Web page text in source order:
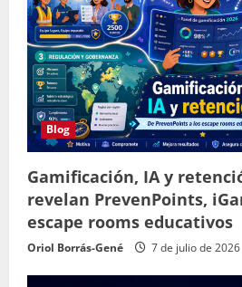
Blog
Gamificación, IA y
revelan PrevenPoints,
escape rooms educativos
Oriol Borrás-Gené 7 de julio de 2026